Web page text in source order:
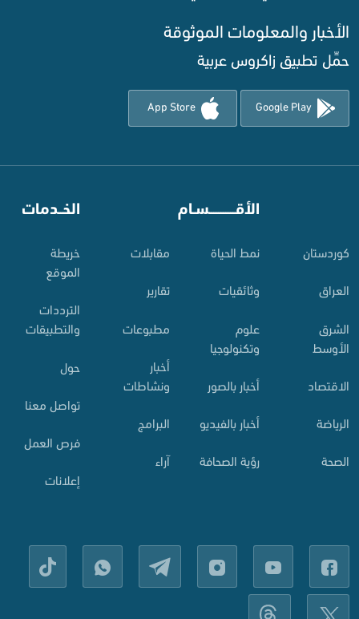
الأخبار والمعلومات الموثوقة‌
حمِّل تطبيق زاكروس عربية
Google Play
App Store
کوردستان
العراق
الشرق
الأوسط
الاقتصاد
الرياضة
الصحة
الأقـــــــــــسـام
نمط الحياة
وثائقيات
علوم
وتكنولوجيا
أخبار بالصور
أخبار بالفيديو
رؤية الصحافة
مقابلات
تقارير
مطبوعات
أخبار
ونشاطات
البرامج
آراء
الخــدمات
خريطة
الموقع
الترددات
والتطبيقات
حول
تواصل معنا
فرص العمل
إعلانات